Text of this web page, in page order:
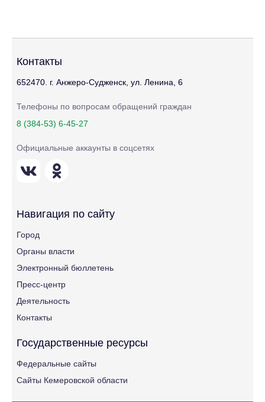
Контакты
652470. г. Анжеро-Судженск, ул. Ленина, 6
Телефоны по вопросам обращений граждан
8 (384-53) 6-45-27
Официальные аккаунты в соцсетях
Навигация по сайту
Город
Органы власти
Электронный бюллетень
Пресс-центр
Деятельность
Контакты
Государственные ресурсы
Федеральные сайты
Сайты Кемеровской области